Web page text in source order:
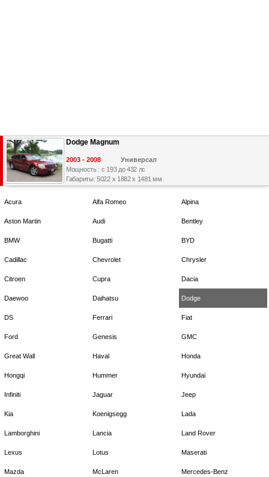
Dodge Magnum
2003 - 2008
Универсал
Мощность : с 193 до 432 лс
Габариты: 5022 x 1882 x 1481 мм
Acura Alfa Romeo Alpina
Aston Martin Audi Bentley
BMW Bugatti BYD
Cadillac Chevrolet Chrysler
Citroen Cupra Dacia
Daewoo Daihatsu Dodge
DS Ferrari Fiat
Ford Genesis GMC
Great Wall Haval Honda
Hongqi Hummer Hyundai
Infiniti Jaguar Jeep
Kia Koenigsegg Lada
Lamborghini Lancia Land Rover
Lexus Lotus Maserati
Mazda McLaren Mercedes-Benz